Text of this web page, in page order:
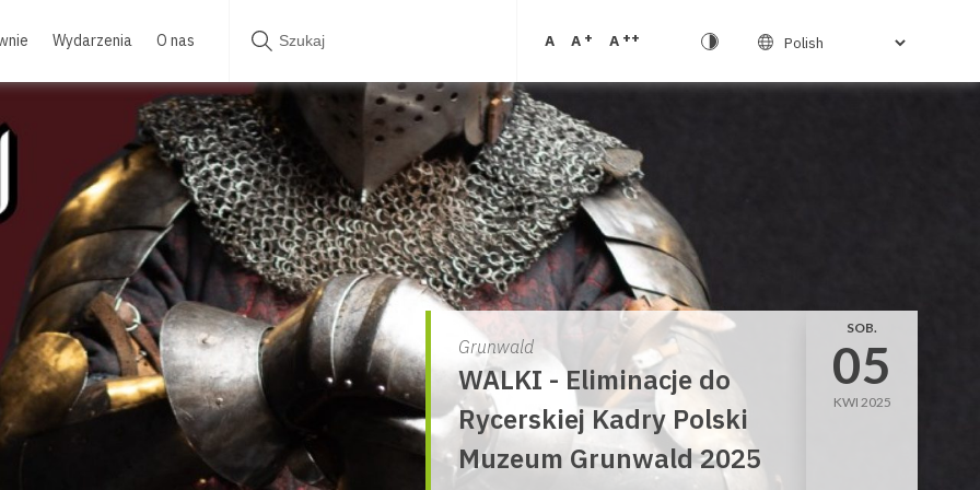
Wydarzenia O nas A A + A ++
Grunwald
WALKI - Eliminacje do
Rycerskiej Kadry Polski
Muzeum Grunwald 2025
SOB.
05
KWI 2025